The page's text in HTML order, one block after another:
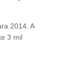
2014. A
3 mil